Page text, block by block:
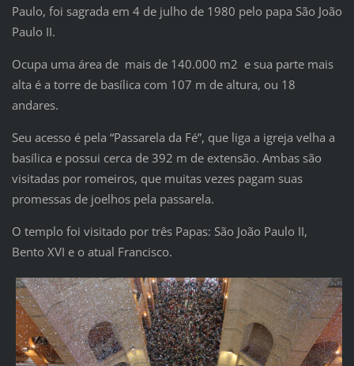
Paulo, foi sagrada em 4 de julho de 1980 pelo papa São João
Paulo II.
Ocupa uma área de mais de 140.000 m2 e sua parte mais
alta é a torre de basílica com 107 m de altura, ou 18
andares.
Seu acesso é pela “Passarela da Fé”, que liga a igreja velha a
basílica e possui cerca de 392 m de extensão. Ambas são
visitadas por romeiros, que muitas vezes pagam suas
promessas de joelhos pela passarela.
O templo foi visitado por três Papas: São João Paulo II,
Bento XVI e o atual Francisco.